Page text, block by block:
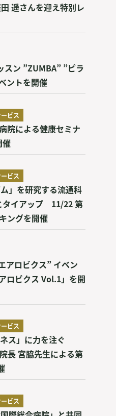
遥さんを迎え特別レ
ン ”ZUMBA” ”ピラ
ントを開催
ビス
院による健康セミナ
催
ビス
」を研究する流通科
タイアップ 11/22 第
ングを開催
アロビクス” イベン
ロビクス Vol.1」を開
ビス
ス」に力を注ぐ
長 宮脇先生による第
ビス